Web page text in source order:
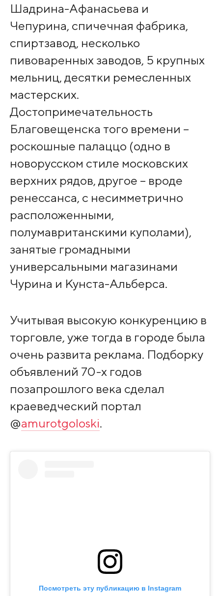
Шадрина-Афанасьева и
Чепурина, спичечная фабрика,
спиртзавод, несколько
пивоваренных заводов, 5 крупных
мельниц, десятки ремесленных
мастерских.
Достопримечательность
Благовещенска того времени –
роскошные палаццо (одно в
новорусском стиле московских
верхних рядов, другое – вроде
ренессанса, с несимметрично
расположенными,
полумавританскими куполами),
занятые громадными
универсальными магазинами
Чурина и Кунста-Альберса.
Учитывая высокую конкуренцию в
торговле, уже тогда в городе была
очень развита реклама. Подборку
объявлений 70-х годов
позапрошлого века сделал
краеведческий портал
@amurotgoloski.
Посмотреть эту публикацию в Instagram